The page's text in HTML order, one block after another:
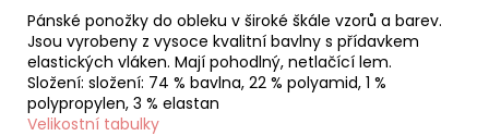
Pánské ponožky do obleku v široké škále vzorů a barev.
Jsou vyrobeny z vysoce kvalitní bavlny s přídavkem
elastických vláken. Mají pohodlný, netlačící lem.
Složení: složení: 74 % bavlna, 22 % polyamid, 1 %
polypropylen, 3 % elastan
Velikostní tabulky